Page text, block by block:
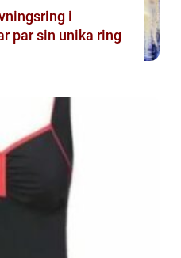
i
skapar par sin unika ring